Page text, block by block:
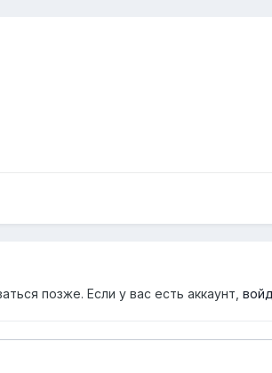
позже. Если у вас есть аккаунт,